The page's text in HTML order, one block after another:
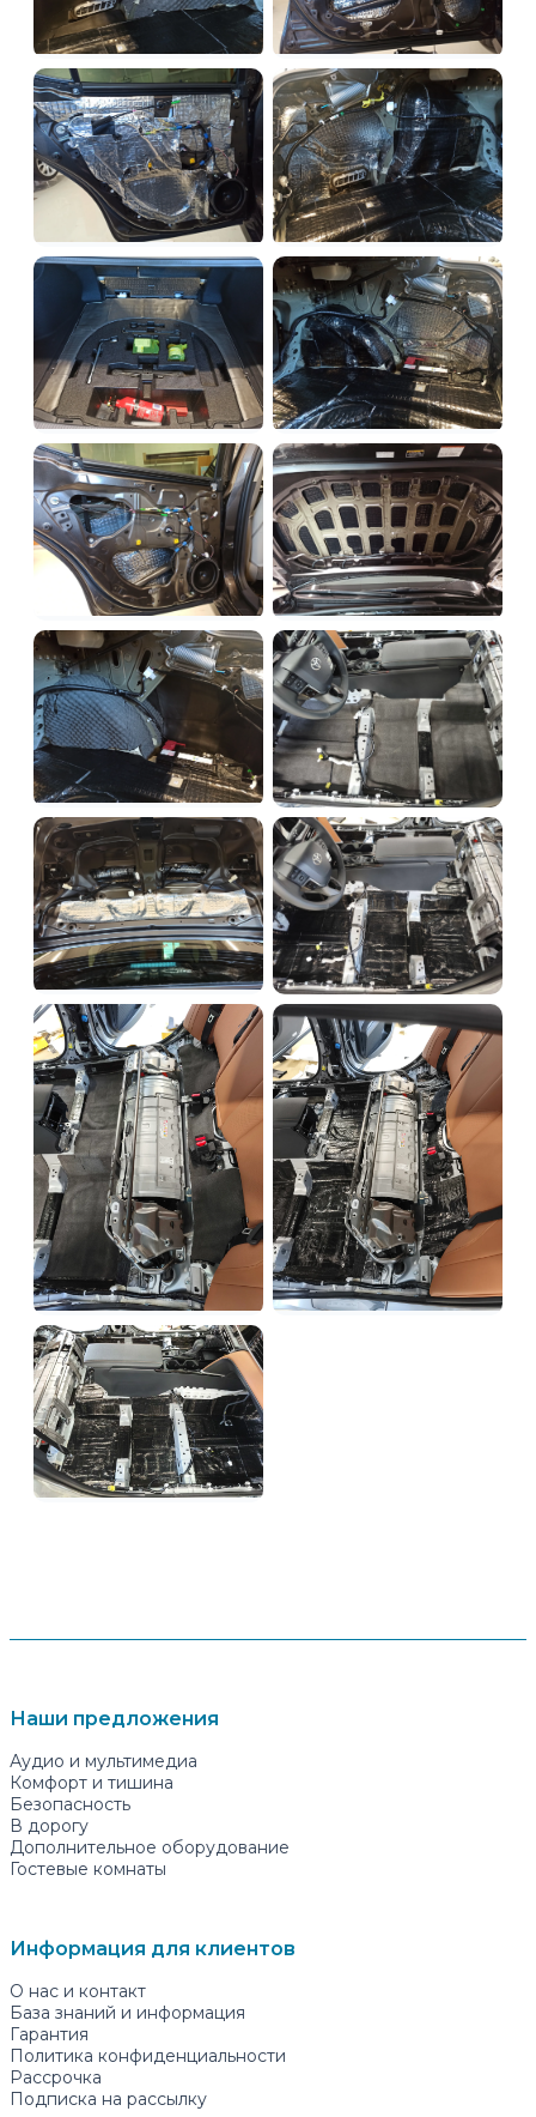
Наши предложения
Аудио и мультимедиа
Комфорт и тишина
Безопасность
В дорогу
Дополнительное оборудование
Гостевые комнаты
Информация для клиентов
О нас и контакт
База знаний и информация
Гарантия
Политика конфиденциальности
Рассрочка
Подписка на рассылку